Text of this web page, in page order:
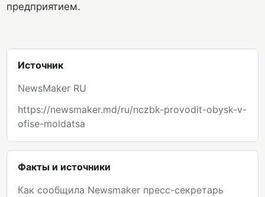
предприятием.
Источник
NewsMaker RU
https://newsmaker.md/ru/nczbk-provodit-obysk-v-
ofise-moldatsa
Факты и источники
Как сообщила Newsmaker пресс-секретарь